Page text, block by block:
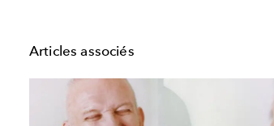
Articles associés